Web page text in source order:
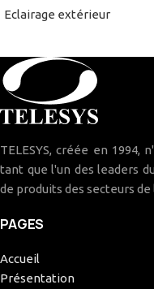
Eclairage extérieur
TELESYS, créée en 1994,
tant que l'un des leaders
de produits des secteurs
PAGES
Accueil
Présentation